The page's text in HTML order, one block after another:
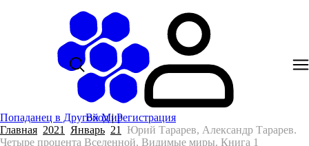
Попаданец в Другой Мир
Вход|Регистрация
Главная 2021 Январь 21
Юрий Тарарев, Александр Тарарев.
Четыре процента Вселенной. Видимые миры. Книга 1